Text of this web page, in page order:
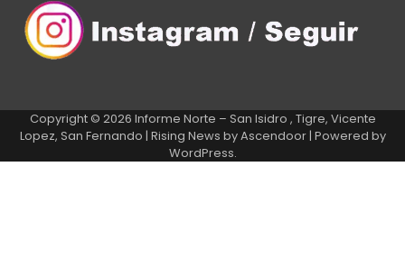
Copyright © 2026 Informe Norte – San Isidro , Tigre, Vicente
Lopez, San Fernando | Rising News byAscendoor| Powered by
WordPress.